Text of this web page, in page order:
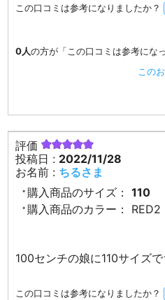
この口コミは参考になりましたか？
0人の方が「この口コミは参考にな
この
評価
投稿日 : 2022/11/28
お名前 : ちるさま
購入商品のサイズ：
110
購入商品のカラー：
RED2
100センチの娘に110サイズで
この口コミは参考になりましたか？